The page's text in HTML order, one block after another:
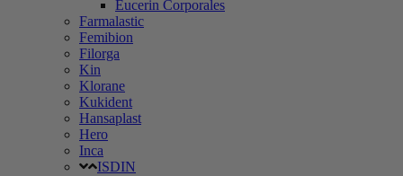
Eucerin Corporales
Farmalastic
Femibion
Filorga
Kin
Klorane
Kukident
Hansaplast
Hero
Inca
ISDIN